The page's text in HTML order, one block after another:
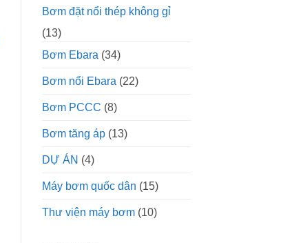
Bơm đặt nổi thép không gỉ
(13)
Bơm Ebara (34)
Bơm nổi Ebara (22)
Bơm PCCC (8)
Bơm tăng áp(13)
DỰ ÁN (4)
Máy bơm quốc dân (15)
Thư viện máy bơm(10)